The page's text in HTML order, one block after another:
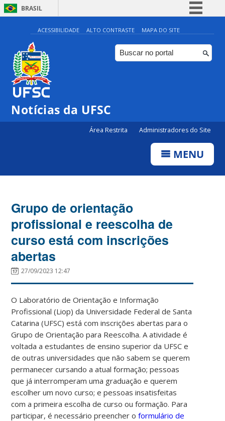
BRASIL
Simplifique!
Comunica BR
Participe
ACESSIBILIDADE ALTO CONTRASTE MAPA DO SITE
Notícias da UFSC
Área Restrita Administradores do Site
MENU
Grupo de orientação
profissional e reescolha de
curso está com inscrições
abertas
27/09/2023 12:47
O Laboratório de Orientação e Informação
Profissional (Liop) da Universidade Federal de Santa
Catarina (UFSC) está com inscrições abertas para o
Grupo de Orientação para Reescolha. A atividade é
voltada aestudantes de ensino superior da UFSC e
de outras universidades que não sabem se querem
permanecer cursando a atual formação; pessoas
que já interromperam uma graduação e querem
escolher um novo curso; e pessoas insatisfeitas
com a primeira escolha de curso ou formação. Para
participar, é necessário preencher oformulário de